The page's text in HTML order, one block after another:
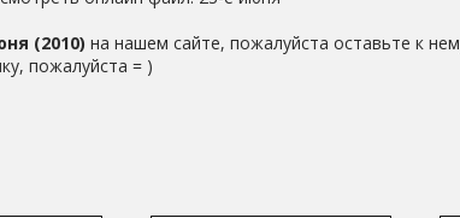
(2010) на нашем сайте, пожалуйста оставьте к
пожалуйста = )